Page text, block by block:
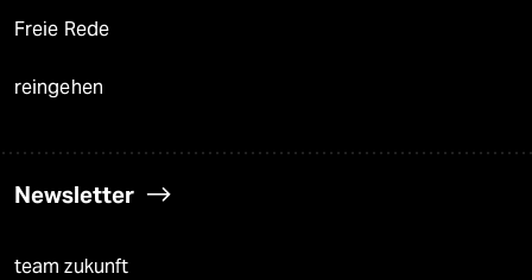
Freie Rede
reingehen
Newsletter
team zukunft